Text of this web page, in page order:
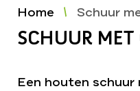
Home Schuur
SCHUUR MET
Een houten